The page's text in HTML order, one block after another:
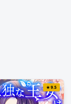
★9.5